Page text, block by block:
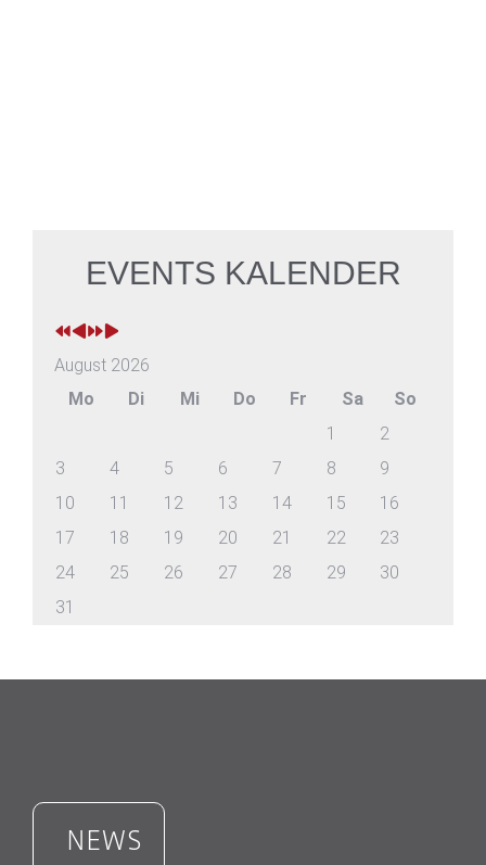
EVENTS KALENDER
August 2026
Mo
Di Mi Do Fr Sa
So
1
2
3
4 5 6 7 8
9
10
11 12 13 14 15
16
17
18 19 20 21 22
23
24
25 26 27 28 29
30
31
NEWS